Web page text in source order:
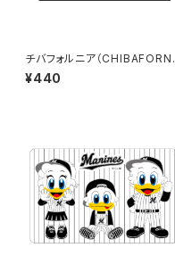
チバフォルニア（CHIBAFORNI
A）ステッカーB（Black）
¥440